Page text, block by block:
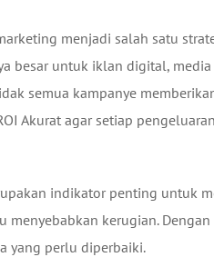
menjadi salah satu
besar untuk iklan digital,
semua kampanye
Akurat agar setiap
indikator penting untuk
menyebabkan kerugian.
yang perlu diperbaiki.